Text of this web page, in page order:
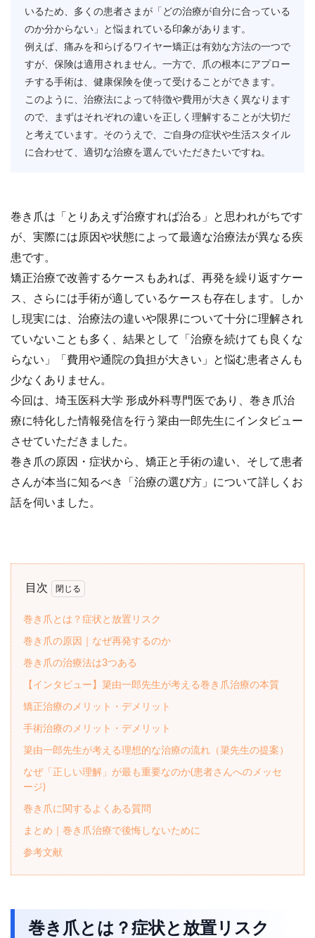
いるため、多くの患者さまが「どの治療が自分に合っている
のか分からない」と悩まれている印象があります。
例えば、痛みを和らげるワイヤー矯正は有効な方法の一つで
すが、保険は適用されません。一方で、爪の根本にアプロー
チする手術は、健康保険を使って受けることができます。
このように、治療法によって特徴や費用が大きく異なります
ので、まずはそれぞれの違いを正しく理解することが大切だ
と考えています。そのうえで、ご自身の症状や生活スタイル
に合わせて、適切な治療を選んでいただきたいですね。
巻き爪は「とりあえず治療すれば治る」と思われがちです
が、実際には原因や状態によって最適な治療法が異なる疾
患です。
矯正治療で改善するケースもあれば、再発を繰り返すケー
ス、さらには手術が適しているケースも存在します。しか
し現実には、治療法の違いや限界について十分に理解され
ていないことも多く、結果として「治療を続けても良くな
らない」「費用や通院の負担が大きい」と悩む患者さんも
少なくありません。
今回は、埼玉医科大学 形成外科専門医であり、巻き爪治
療に特化した情報発信を行う簗由一郎先生にインタビュー
させていただきました。
巻き爪の原因・症状から、矯正と手術の違い、そして患者
さんが本当に知るべき「治療の選び方」について詳しくお
話を伺いました。
目次
巻き爪とは？症状と放置リスク
巻き爪の原因｜なぜ再発するのか
巻き爪の治療法は3つある
【インタビュー】簗由一郎先生が考える巻き爪治療の本質
矯正治療のメリット・デメリット
手術治療のメリット・デメリット
簗由一郎先生が考える理想的な治療の流れ（簗先生の提案）
なぜ「正しい理解」が最も重要なのか(患者さんへのメッセ
ージ)
巻き爪に関するよくある質問
まとめ｜巻き爪治療で後悔しないために
参考文献
巻き爪とは？症状と放置リスク